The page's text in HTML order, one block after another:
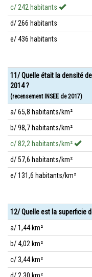
c/ 242 habitants
d/ 266 habitants
e/ 436 habitants
11/ Quelle était la densité
2014 ?
(recensement INSEE de 2017)
a/ 65,8 habitants/km²
b/ 98,7 habitants/km²
c/ 82,2 habitants/km²
d/ 57,6 habitants/km²
e/ 131,6 habitants/km²
12/ Quelle est la superficie
a/ 1,44 km²
b/ 4,02 km²
c/ 3,44 km²